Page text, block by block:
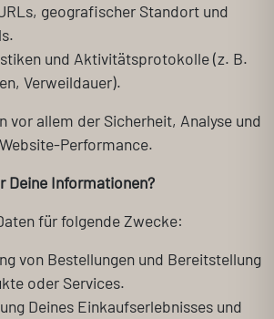
geografischer Standort und
und Aktivitätsprotokolle (z. B.
Verweildauer).
vor allem der Sicherheit, Analyse und
Performance.
Deine Informationen?
für folgende Zwecke:
von Bestellungen und Bereitstellung
oder Services.
Deines Einkaufserlebnisses und